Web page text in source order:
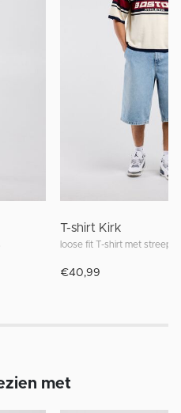
T-shirt Kirk
loose fit T-shirt met
€40,99
met